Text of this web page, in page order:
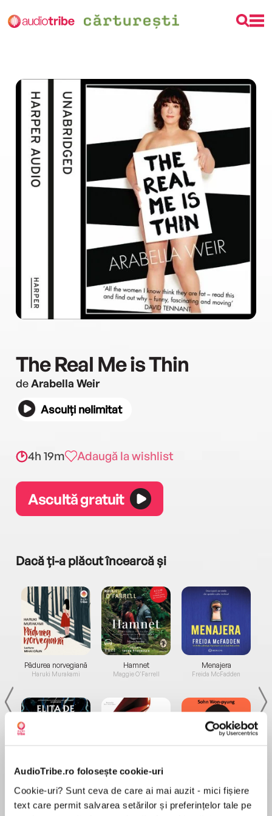
AudioTribe.ro folosește cookie-uri
Cookie-uri? Sunt ceva de care ai mai auzit - mici fișiere
text care permit salvarea setărilor și preferințelor tale pe
The Real Me is Thin
deArabella Weir
Asculți nelimitat
4h 19m Adaugă la wishlist
Ascultă gratuit
Dacă ți-a plăcut încearcă și
Pădurea norvegiană
Haruki Murakami
Elita de Argint (Elita
de...
Dani Francis
Hamnet
Maggie O'Farrell
Diavolul se îmbracă de
Lauren Weisberger
Menajera
Freida McFadden
Sohn Won-pyung